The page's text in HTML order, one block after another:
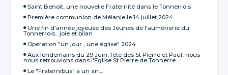
Saint Benoît, une nouvelle Fraternité dans le Tonnerrois
Première communion de Mélanie le 14 juillet 2024
Une fin d'année joyeuse des Jeunes de l'aumônerie du
Tonnerrois... joie et bilan
Opération "un jour , une église" 2024
Aux lendemains du 29 Juin, fête des St Pierre et Paul, nous
nous retrouvions dans l'Eglise St Pierre de Tonnerre
Le "Fraternibus" a un an....